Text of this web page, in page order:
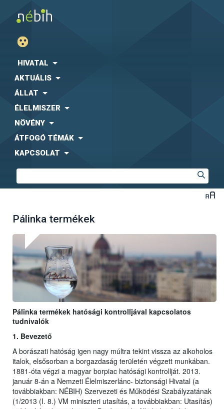
HIVATAL
AKTUÁLIS
ÁLLAT
ÉLELMISZER
NÖVÉNY
ÁTFOGÓ TÉMÁK
KAPCSOLAT
Pálinka termékek
Pálinka termékek hatósági kontrolljával kapcsolatos
tudnivalók
1. Bevezető
A borászati hatóság igen nagy múltra tekint vissza az alkoholos
italok, elsősorban a borgazdaság területén végzett munkában.
1881-óta végzi a magyar borpiac hatósági kontrollját. 2013.
január 8-án a Nemzeti Élelmiszerlánc- biztonsági Hivatal (a
továbbiakban: NÉBIH) Szervezeti és Működési Szabályzatának
(1/2013 (I. 8.) VM miniszteri utasítás, a továbbiakban: Utasítás)